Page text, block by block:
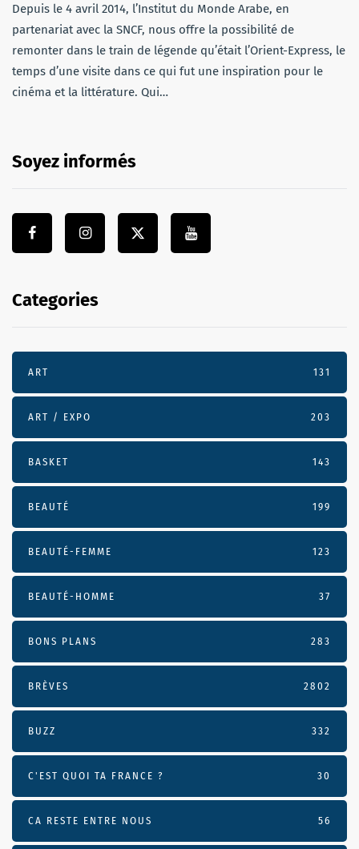
Depuis le 4 avril 2014, l’Institut du Monde Arabe, en
partenariat avec la SNCF, nous offre la possibilité de
remonter dans le train de légende qu’était l’Orient-Express, le
temps d’une visite dans ce qui fut une inspiration pour le
cinéma et la littérature. Qui…
Soyez informés
Categories
ART 131
ART / EXPO 203
BASKET 143
BEAUTÉ 199
BEAUTÉ-FEMME 123
BEAUTÉ-HOMME 37
BONS PLANS 283
BRÈVES 2802
BUZZ 332
C'EST QUOI TA FRANCE ? 30
CA RESTE ENTRE NOUS 56